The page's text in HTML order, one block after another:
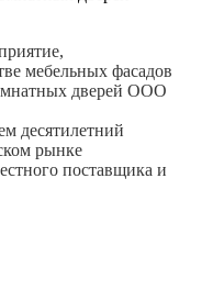
мебельных фасадов
дверей ООО
десятилетний
рынке
поставщика и